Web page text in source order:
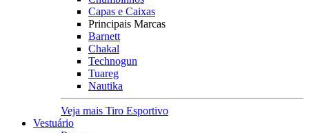
Capas e Caixas
Principais Marcas
Barnett
Chakal
Technogun
Tuareg
Nautika
Veja mais Tiro Esportivo
Vestuário